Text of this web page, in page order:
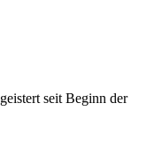
seit Beginn der